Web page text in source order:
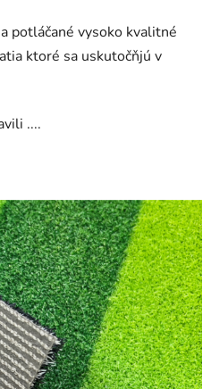
potláčané vysoko kvalitné
ktoré sa uskutočňjú v
....